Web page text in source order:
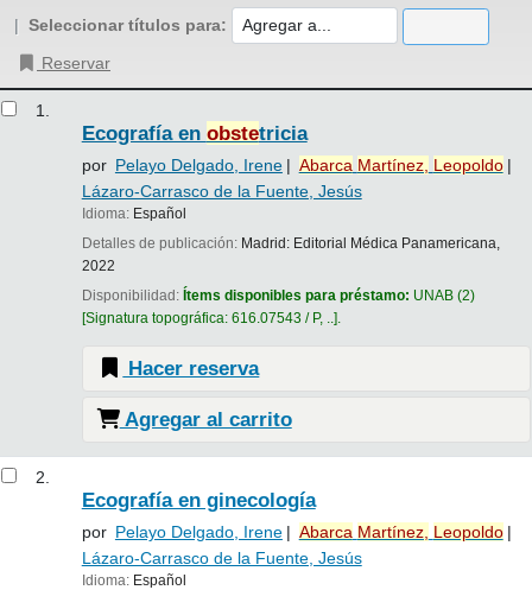
Seleccionar títulos para:
Reservar
1.
Ecografía en obstetricia
por Pelayo Delgado, Irene Abarca Martínez, Leopoldo
Lázaro-Carrasco de la Fuente, Jesús
Idioma: Español
Detalles de publicación: Madrid: Editorial Médica Panamericana,
2022
Disponibilidad: Ítems disponibles para préstamo: UNAB(2)
Signatura topográfica: 616.07543 / P, .. .
Hacer reserva
Agregar al carrito
2.
Ecografía en ginecología
por Pelayo Delgado, Irene Abarca Martínez, Leopoldo
Lázaro-Carrasco de la Fuente, Jesús
Idioma: Español